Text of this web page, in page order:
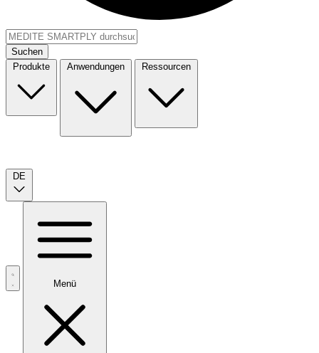
Suchen
Produkte
Anwendungen Ressourcen
DE
Menü